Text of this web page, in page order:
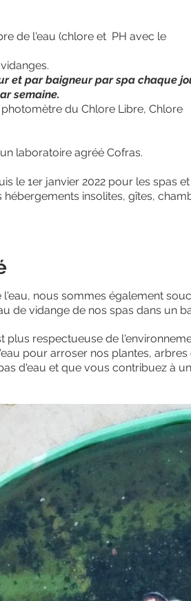
de l'eau (chlore et PH avec le
et par baigneur par spa chaque
semaine.
du Chlore Libre, Chlore
laboratoire agréé Cofras.
le 1er janvier 2022 pour les spas et
hébergements insolites, gîtes,
nous sommes également
de vidange de nos spas dans un
plus respectueuse de
pour arroser nos plantes,
d'eau et que vous contribuez à